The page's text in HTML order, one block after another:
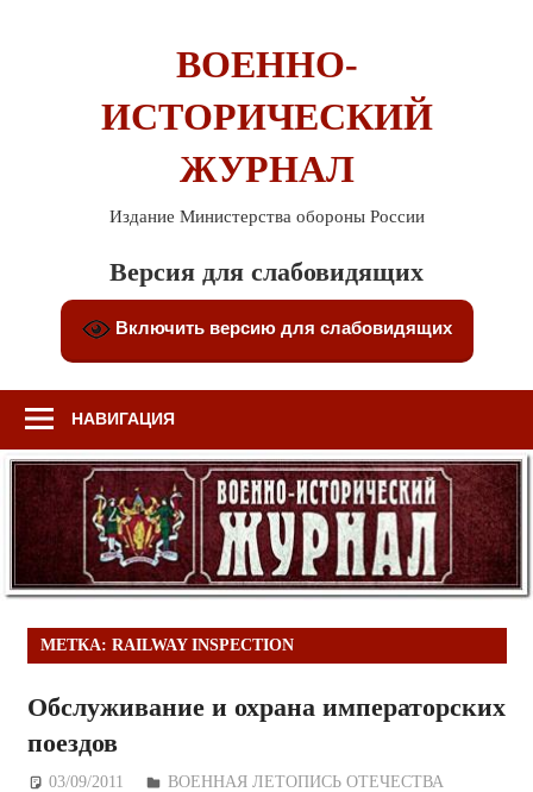
ВОЕННО-
ИСТОРИЧЕСКИЙ
ЖУРНАЛ
Издание Министерства обороны России
Версия для слабовидящих
Включить версию для слабовидящих
НАВИГАЦИЯ
МЕТКА: RAILWAY INSPECTION
Обслуживание и охрана императорских
поездов
03/09/2011 Дежурный по Редакции
ВОЕННАЯ ЛЕТОПИСЬ ОТЕЧЕСТВА